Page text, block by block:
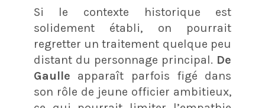
Si le contexte historique est
solidement établi, on pourrait
regretter un traitement quelque peu
distant du personnage principal. De
Gaulle apparaît parfois figé dans
son rôle de jeune officier ambitieux,